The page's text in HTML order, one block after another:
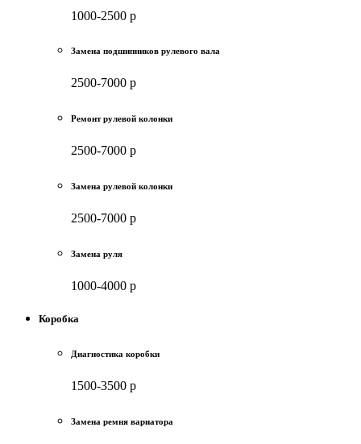
1000-2500 р
Замена подшипников рулевого вала
2500-7000 р
Ремонт рулевой колонки
2500-7000 р
Замена рулевой колонки
2500-7000 р
Замена руля
1000-4000 р
Коробка
Диагностика коробки
1500-3500 р
Замена ремня вариатора